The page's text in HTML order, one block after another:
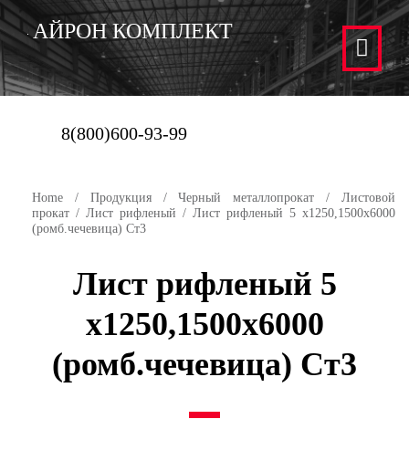
АЙРОН КОМПЛЕКТ
8(800)600-93-99
Home / Продукция/Черный металлопрокат /Листовой
прокат / Лист рифленый / Лист рифленый 5 х1250,1500х6000
(ромб.чечевица) Ст3
Лист рифленый 5
х1250,1500х6000
(ромб.чечевица) Ст3